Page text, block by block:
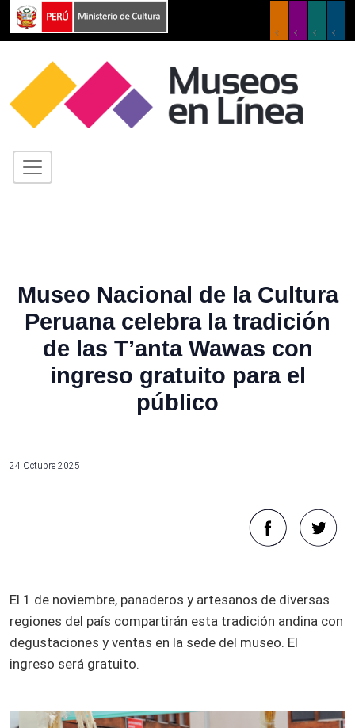
Museo Nacional de la Cultura
Peruana celebra la tradición
de las T’anta Wawas con
ingreso gratuito para el
público
24 Octubre 2025
El 1 de noviembre, panaderos y artesanos de diversas
regiones del país compartirán esta tradición andina con
degustaciones y ventas en la sede del museo. El
ingreso será gratuito.